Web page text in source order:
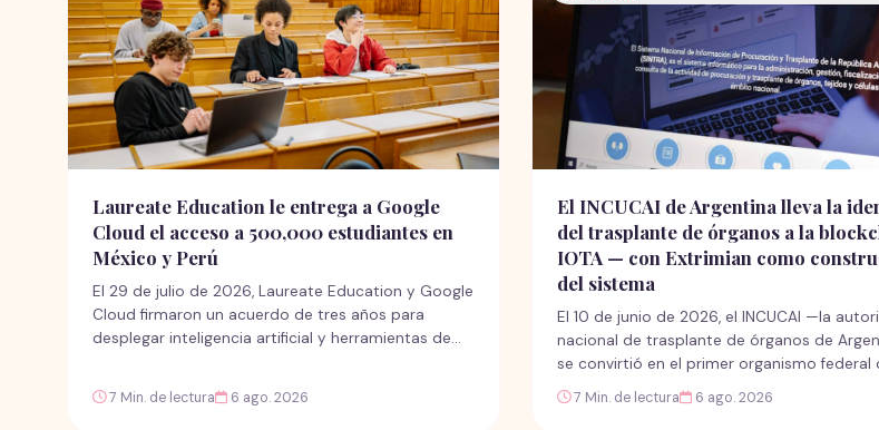
Laureate Education le entrega a Google
Cloud el acceso a 500,000 estudiantes en
México y Perú
El 29 de julio de 2026, Laureate Education y Google
Cloud firmaron un acuerdo de tres años para
desplegar inteligencia artificial y herramientas de
que ningún ministerio de educación participara en
7 Min. de lectura 6 ago. 2026
El INCUCAI de Argentina lleva la
del trasplante de órganos a la
IOTA — con Extrimian como
del sistema
El 10 de junio de 2026, el INCUCAI —la
nacional de trasplante de órganos de
se convirtió en el primer organismo federal
región en anclar identidades institucionales
verificables en una blockchain pública,
7 Min. de lectura 6 ago. 2026